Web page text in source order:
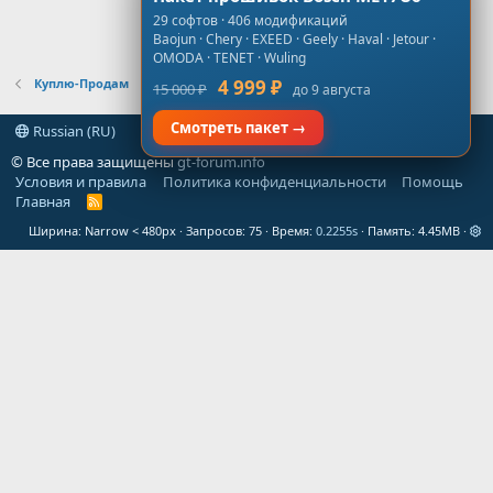
Куплю-Продам
Russian (RU)
© Все права защищеныgt-forum.info
Условия и правила
Политика конфиденциальности
Помощь
Главная
R
S
Ширина Запросов 75 Время 0.2255s Память 4.45MB
29 софтов · 406 модификаций
Baojun · Chery · EXEED · Geely · Haval · Jetour ·
OMODA · TENET · Wuling
15 000 ₽ 4 999 ₽ до 9 августа
Смотреть пакет →